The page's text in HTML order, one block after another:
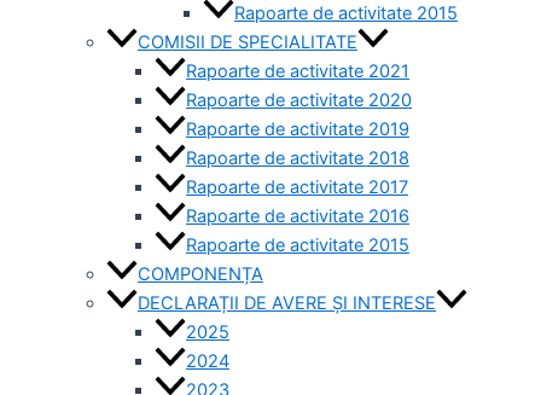
Rapoarte de activitate 2015
COMISII DE SPECIALITATE
Rapoarte de activitate 2021
Rapoarte de activitate 2020
Rapoarte de activitate 2019
Rapoarte de activitate 2018
Rapoarte de activitate 2017
Rapoarte de activitate 2016
Rapoarte de activitate 2015
COMPONENȚA
DECLARAȚII DE AVERE ȘI INTERESE
2025
2024
2023